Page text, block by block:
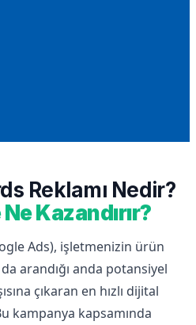
Reklamı Nedir?
Kazandırır?
Ads), işletmenizin ürün
arandığı anda potansiyel
çıkaran en hızlı dijital
kampanya kapsamında